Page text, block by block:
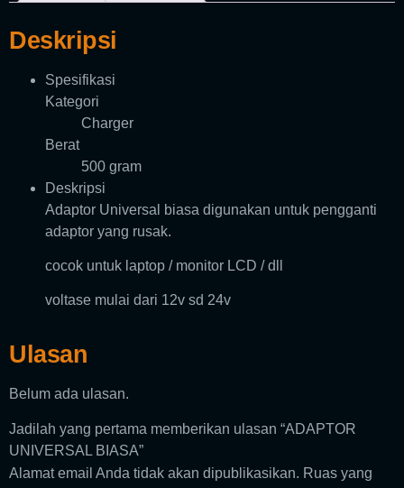
Deskripsi
Spesifikasi
Kategori
Charger
Berat
500 gram
Deskripsi
Adaptor Universal biasa digunakan untuk pengganti
adaptor yang rusak.
cocok untuk laptop / monitor LCD / dll
voltase mulai dari 12v sd 24v
Ulasan
Belum ada ulasan.
Jadilah yang pertama memberikan ulasan “ADAPTOR
UNIVERSAL BIASA”
Alamat email Anda tidak akan dipublikasikan. Ruas yang